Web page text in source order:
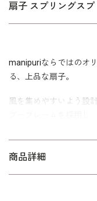
扇子 スプリングス
manipuriならではのオ
る、上品な扇子。
風を集めやすいよう設
ブーフレームを採用し
職人が一本ずつ丁寧に
商品詳細